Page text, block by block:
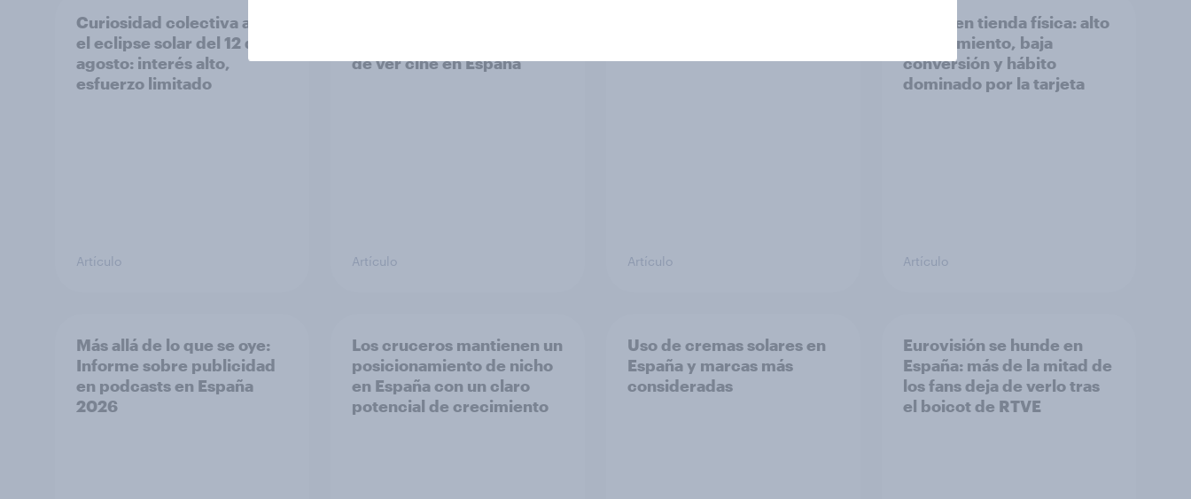
Curiosidad colectiva ante
el eclipse solar del 12 de
agosto: interés alto,
esfuerzo limitado
Artículo
de ver cine en España
Artículo Artículo
Bizum en tienda física: alto
conocimiento, baja
conversión y hábito
dominado por la tarjeta
Artículo
Más allá de lo que se oye:
Informe sobre publicidad
en podcasts en España
2026
Los cruceros mantienen un
posicionamiento de nicho
en España con un claro
potencial de crecimiento
Uso de cremas solares en
España y marcas más
consideradas
Eurovisión se hunde en
España: más de la mitad de
los fans deja de verlo tras
el boicot de RTVE